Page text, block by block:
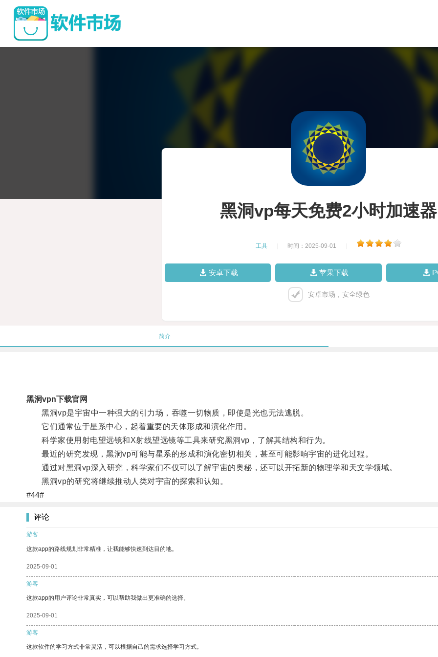
黑洞vp每天免费2小时加速器
工具 时间：2025-09-01
安卓下载 苹果下载
安卓市场，安全绿色
简介
黑洞vpn下载官网
黑洞vp是宇宙中一种强大的引力场，吞噬一切物质，即使是光也无法逃脱。
它们通常位于星系中心，起着重要的天体形成和演化作用。
科学家使用射电望远镜和X射线望远镜等工具来研究黑洞vp，了解其结构和行为。
最近的研究发现，黑洞vp可能与星系的形成和演化密切相关，甚至可能影响宇宙的进化过程。
通过对黑洞vp深入研究，科学家们不仅可以了解宇宙的奥秘，还可以开拓新的物理学和天文学领域。
黑洞vp的研究将继续推动人类对宇宙的探索和认知。
#44#
评论
游客
这款app的路线规划非常精准，让我能够快速到达目的地。
2025-09-01
游客
这款app的用户评论非常真实，可以帮助我做出更准确的选择。
2025-09-01
游客
这款软件的学习方式非常灵活，可以根据自己的需求选择学习方式。